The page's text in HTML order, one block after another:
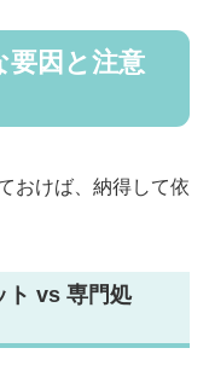
要因と注意
おけば、納得して依
ト vs 専門処